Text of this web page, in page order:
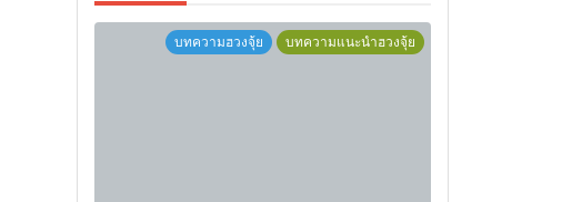
บทความฮวงจุ้ย บทความแนะนำฮวงจุ้ย